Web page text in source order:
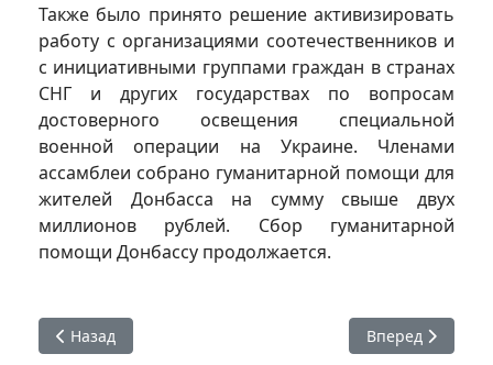
Также было принято решение активизировать
работу с организациями соотечественников и
с инициативными группами граждан в странах
СНГ и других государствах по вопросам
достоверного освещения специальной
военной операции на Украине. Членами
ассамблеи собрано гуманитарной помощи для
жителей Донбасса на сумму свыше двух
миллионов рублей. Сбор гуманитарной
помощи Донбассу продолжается.
Предыдущий: Агрегатор независимой оценки высшего
Назад Следующий:
Вперед